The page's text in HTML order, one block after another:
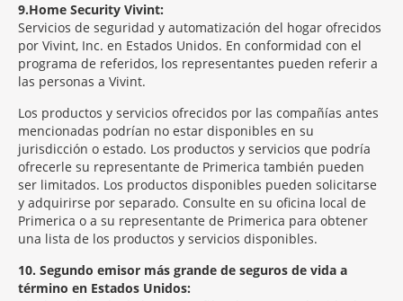
9 Home Security Vivint:
Servicios de seguridad y automatización del hogar ofrecidos
por Vivint, Inc. en Estados Unidos. En conformidad con el
programa de referidos, los representantes pueden referir a
las personas a Vivint.
Los productos y servicios ofrecidos por las compañías antes
mencionadas podrían no estar disponibles en su
jurisdicción o estado. Los productos y servicios que podría
ofrecerle su representante de Primerica también pueden
ser limitados. Los productos disponibles pueden solicitarse
y adquirirse por separado. Consulte en su oficina local de
Primerica o a su representante de Primerica para obtener
una lista de los productos y servicios disponibles.
10 Segundo emisor más grande de seguros de vida a
término en Estados Unidos: